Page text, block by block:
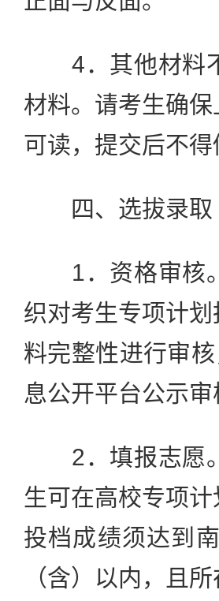
4．其他材料不
材料。请考生确
可读，提交后不得
四、选拔录取
1．资格审核。
织对考生专项计
料完整性进行审
息公开平台公示审
2．填报志愿。
生可在高校专项
投档成绩须达到
（含）以内，且